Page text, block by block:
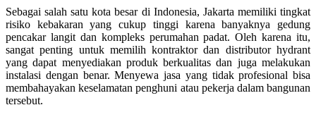
Sebagai salah satu kota besar di Indonesia, Jakarta memiliki tingkat
risiko kebakaran yang cukup tinggi karena banyaknya gedung
pencakar langit dan kompleks perumahan padat. Oleh karena itu,
sangat penting untuk memilih kontraktor dan distributor hydrant
yang dapat menyediakan produk berkualitas dan juga melakukan
instalasi dengan benar. Menyewa jasa yang tidak profesional bisa
membahayakan keselamatan penghuni atau pekerja dalam bangunan
tersebut.